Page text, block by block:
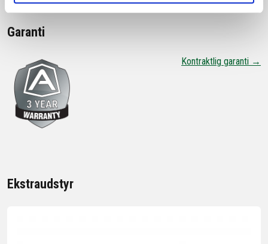
Garanti
Kontraktlig garanti →
Ekstraudstyr